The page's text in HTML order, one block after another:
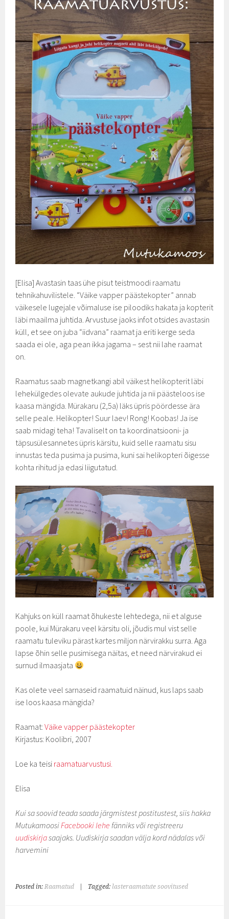
[Elisa] Avastasin taas ühe pisut teistmoodi raamatu
tehnikahuvilistele. “Väike vapper päästekopter” annab
väikesele lugejale võimaluse ise piloodiks hakata ja kopterit
läbi maailma juhtida. Arvustuse jaoks infot otsides avastasin
küll, et see on juba “iidvana” raamat ja eriti kerge seda
saada ei ole, aga pean ikka jagama – sest nii lahe raamat
on.
Raamatus saab magnetkangi abil väikest helikopterit läbi
lehekülgedes olevate aukude juhtida ja nii päästeloos ise
kaasa mängida. Mürakaru (2,5a) läks üpris pöördesse ära
selle peale. Helikopter! Suur laev! Rong! Koobas! Ja ise
saab midagi teha! Tavaliselt on ta koordinatsiooni- ja
täpsusülesannetes üpris kärsitu, kuid selle raamatu sisu
innustas teda pusima ja pusima, kuni sai helikopteri õigesse
kohta rihitud ja edasi liigutatud.
Kahjuks on küll raamat õhukeste lehtedega, nii et alguse
poole, kui Mürakaru veel kärsitu oli, jõudis mul vist selle
raamatu tuleviku pärast kartes miljon närvirakku surra. Aga
lapse õhin selle pusimisega näitas, et need närvirakud ei
surnud ilmaasjata
Kas olete veel sarnaseid raamatuid näinud, kus laps saab
ise loos kaasa mängida?
Raamat:Väike vapper päästekopter
Kirjastus: Koolibri, 2007
Loe ka teisi raamatuarvustusi.
Elisa
Kui sa soovid teada saada järgmistest postitustest, siis hakka
Mutukamoosi Facebooki lehe fänniks või registreeru
uudiskirjasaajaks. Uudiskirja saadan välja kord nädalas või
harvemini
Posted in:Raamatud Tagged: lasteraamatute soovitused